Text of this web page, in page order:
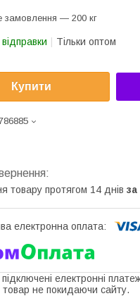
замовлення — 200 кг
Тільки оптом
Купити
товару протягом 14 днів
підключені електронні
не покидаючи сайту.